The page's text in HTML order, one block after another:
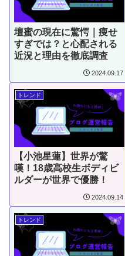
壇蜜の現在に驚愕｜痩せ
すぎでは？と心配される
近況と理由を徹底調査
2024.09.17
トレンド
【小池星蓮】世界が驚
嘆！18歳高校生ボディビ
ルダーが世界で優勝！
2024.09.14
トレンド